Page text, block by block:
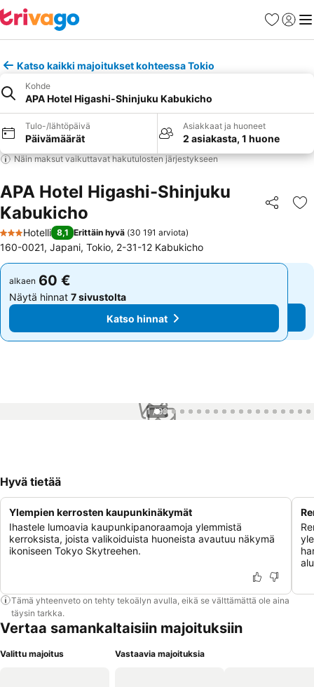
Suosikit
Katso kaikki majoitukset kohteessa Tokio
Kohde
APA Hotel Higashi-Shinjuku Kabukicho
Tulo-/lähtöpäivä
Päivämäärät
Asiakkaat ja huoneet
2 asiakasta, 1 huone
Näin maksut vaikuttavat hakutulosten järjestykseen
APA Hotel Higashi-Shinjuku
Kabukicho
Jaa
3 Tähtiluokitus
Hotelli 8,1 Erittäin hyvä (30 191 arviota)
160-0021, Japani, Tokio, 2-31-12 Kabukicho
alkaen 60 €
Näytä hinnat 7 sivustolta
Katso hinnat
alkaen 60 €
Näytä hinnat 7 sivustolta
Katso hinnat
1 / 99
Hyvä tietää
Ylempien kerrosten kaupunkinäkymät
Ihastele lumoavia kaupunkipanoraamoja ylemmistä
kerroksista, joista valikoiduista huoneista avautuu näkymä
ikoniseen Tokyo Skytreehen.
Tämä yhteenveto on tehty tekoälyn avulla, eikä se välttämättä ole aina
täysin tarkka.
Vertaa samankaltaisiin majoituksiin
Valittu majoitus Vastaavia majoituksia